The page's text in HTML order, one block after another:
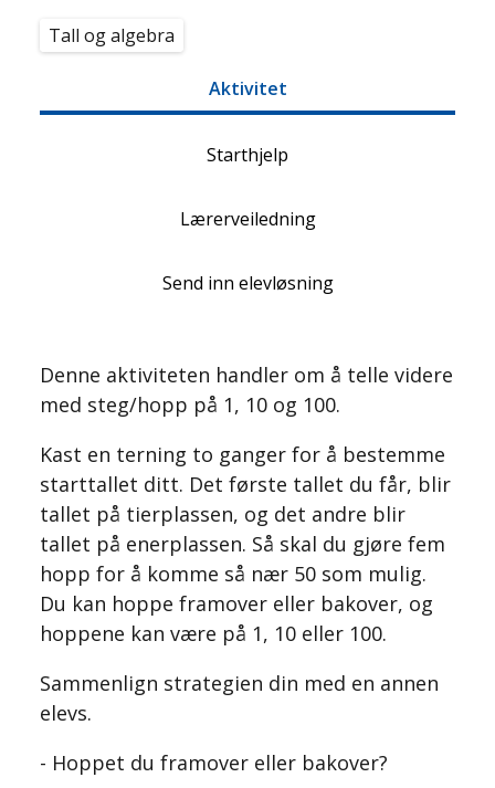
Tall og algebra
Aktivitet
Starthjelp
Lærerveiledning
Send inn elevløsning
Denne aktiviteten handler om å telle videre
med steg/hopp på 1, 10 og 100.
Kast en terning to ganger for å bestemme
starttallet ditt. Det første tallet du får, blir
tallet på tierplassen, og det andre blir
tallet på enerplassen. Så skal du gjøre fem
hopp for å komme så nær 50 som mulig.
Du kan hoppe framover eller bakover, og
hoppene kan være på 1, 10 eller 100.
Sammenlign strategien din med en annen
elevs.
- Hoppet du framover eller bakover?